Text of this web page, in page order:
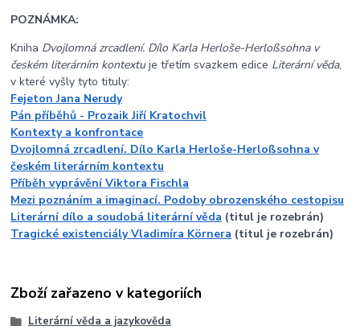
POZNÁMKA:
Kniha Dvojlomná zrcadlení. Dílo Karla Herloše-Herloßsohna v
českém literárním kontextuje třetím svazkem edice Literární věda,
v které vyšly tyto tituly:
Fejeton Jana Nerudy
Pán příběhů - Prozaik Jiří Kratochvil
Kontexty a konfrontace
Dvojlomná zrcadlení. Dílo Karla Herloše-Herloßsohna v
českém literárním kontextu
Příběh vyprávění Viktora Fischla
Mezi poznáním a imaginací. Podoby obrozenského cestopisu
Literární dílo a soudobá literární věda (titul je rozebrán)
Tragické existenciály Vladimíra Körnera (titul je rozebrán)
Zboží zařazeno v kategoriích
Literární věda a jazykověda